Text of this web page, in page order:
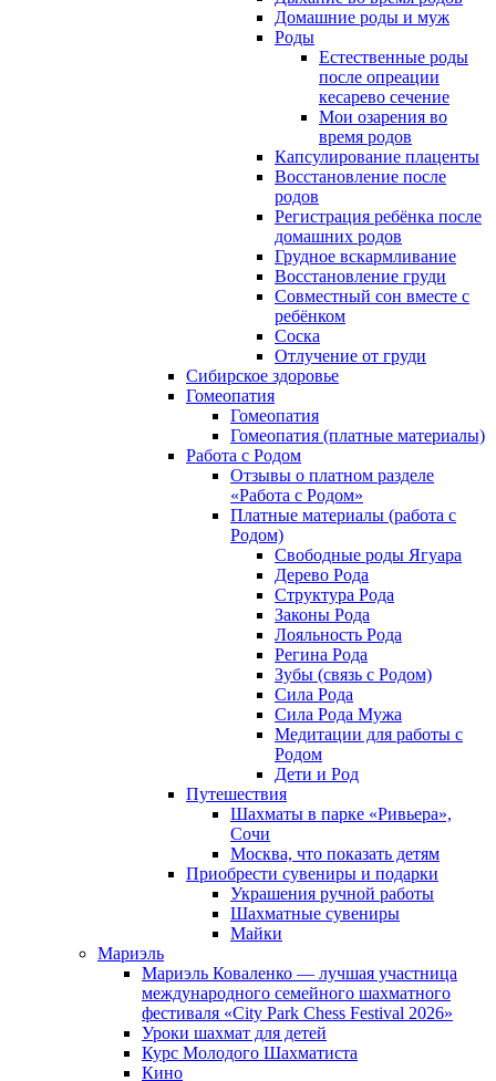
Домашние роды и муж
Роды
Естественные роды
после опреации
кесарево сечение
Мои озарения во
время родов
Капсулирование плаценты
Восстановление после
родов
Регистрация ребёнка после
домашних родов
Грудное вскармливание
Восстановление груди
Совместный сон вместе с
ребёнком
Соска
Отлучение от груди
Сибирское здоровье
Гомеопатия
Гомеопатия
Гомеопатия (платные материалы)
Работа с Родом
Отзывы о платном разделе
«Работа с Родом»
Платные материалы (работа с
Родом)
Свободные роды Ягуара
Дерево Рода
Структура Рода
Законы Рода
Лояльность Рода
Регина Рода
Зубы (связь с Родом)
Сила Рода
Сила Рода Мужа
Медитации для работы с
Родом
Дети и Род
Путешествия
Шахматы в парке «Ривьера»,
Сочи
Москва, что показать детям
Приобрести сувениры и подарки
Украшения ручной работы
Шахматные сувениры
Майки
Мариэль
Мариэль Коваленко — лучшая участница
международного семейного шахматного
фестиваля «City Park Chess Festival 2026»
Уроки шахмат для детей
Курс Молодого Шахматиста
Кино